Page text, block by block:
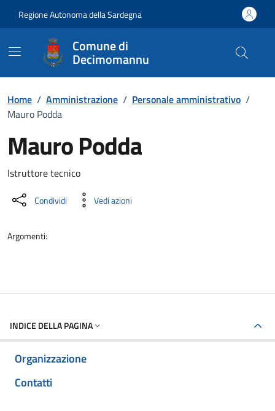
Regione Autonoma della Sardegna
Comune di
Decimomannu
Home / Amministrazione / Personale amministrativo /
Mauro Podda
Mauro Podda
Dettaglio della persona
Istruttore tecnico
Condividi Vedi azioni
Argomenti:
INDICE DELLA PAGINA
Organizzazione
Contatti